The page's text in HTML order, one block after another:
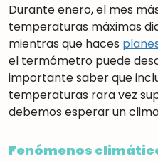
Durante enero, el mes
temperaturas máximas
mientras que haces
el termómetro puede
importante saber que
temperaturas rara vez
debemos esperar un
Fenómenos